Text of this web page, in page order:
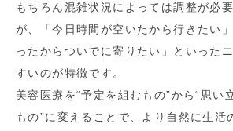
もちろん混雑状況によっては調整が必
が、「今日時間が空いたから行きたい
ったからついでに寄りたい」といった
すいのが特徴です。
美容医療を“予定を組むもの”から“思い
もの”に変えることで、より自然に生活